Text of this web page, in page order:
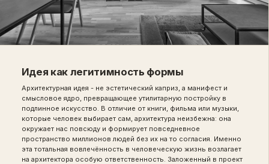
Идея как легитимность формы
Архитектурная идея - не эстетический каприз, а манифест и
смысловое ядро, превращающее утилитарную постройку в
подлинное искусство. В отличие от книги, фильма или музыки,
которые человек выбирает сам, архитектура неизбежна: она
окружает нас повсюду и формирует повседневное
пространство миллионов людей без их на то согласия. Именно
эта тотальная вовлечённость в человеческую жизнь возлагает
на архитектора особую ответственность. Заложенный в проект